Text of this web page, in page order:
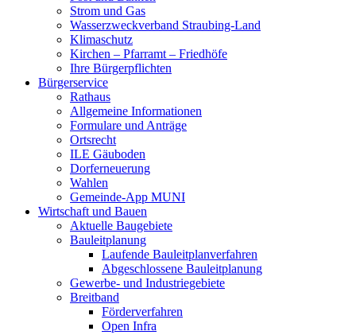
Strom und Gas
Wasserzweckverband Straubing-Land
Klimaschutz
Kirchen – Pfarramt – Friedhöfe
Ihre Bürgerpflichten
Bürgerservice
Rathaus
Allgemeine Informationen
Formulare und Anträge
Ortsrecht
ILE Gäuboden
Dorferneuerung
Wahlen
Gemeinde-App MUNI
Wirtschaft und Bauen
Aktuelle Baugebiete
Bauleitplanung
Laufende Bauleitplanverfahren
Abgeschlossene Bauleitplanung
Gewerbe- und Industriegebiete
Breitband
Förderverfahren
Open Infra